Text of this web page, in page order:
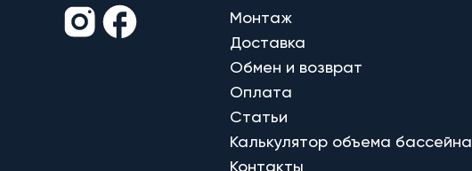
Монтаж
Доставка
Обмен и возврат
Оплата
Статьи
Калькулятор объема бассейна
Контакты